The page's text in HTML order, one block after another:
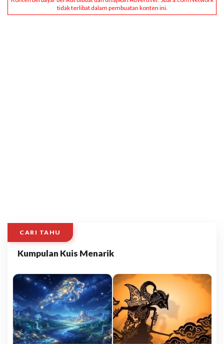
CARI TAHU
Kumpulan Kuis Menarik